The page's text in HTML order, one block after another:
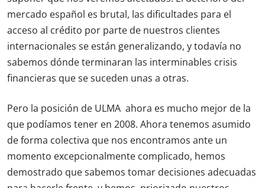
mercado español es brutal, las dificultades para el
acceso al crédito por parte de nuestros clientes
internacionales se están generalizando, y todavía no
sabemos dónde terminaran las interminables crisis
financieras que se suceden unas a otras.
Pero la posición de ULMA ahora es mucho mejor de la
que podíamos tener en 2008. Ahora tenemos asumido
de forma colectiva que nos encontramos ante un
momento excepcionalmente complicado, hemos
demostrado que sabemos tomar decisiones adecuadas